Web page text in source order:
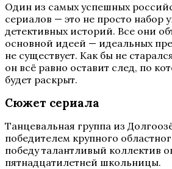
Один из самых успешных
сериалов — это не просто набор
детективных историй. Все они
основной идеей — идеальных
не существует. Как бы не
он всё равно оставит след, по
будет раскрыт.
Сюжет сериала
Танцевальная группа из
победителем крупного
победу талантливый коллектив
пятнадцатилетней школьницы.